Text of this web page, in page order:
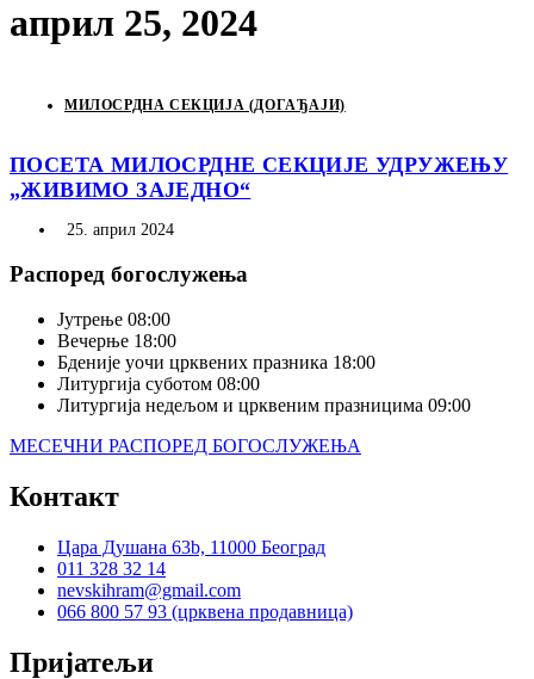
април 25, 2024
МИЛОСРДНА СЕКЦИЈА (ДОГАЂАЈИ)
ПОСЕТА МИЛОСРДНЕ СЕКЦИЈЕ УДРУЖЕЊУ
„ЖИВИМО ЗАЈЕДНО“
25. април 2024
Распоред богослужења
Јутрење 08:00
Вечерње 18:00
Бденије уочи црквених празника 18:00
Литургија суботом 08:00
Литургија недељом и црквеним празницима 09:00
МЕСЕЧНИ РАСПОРЕД БОГОСЛУЖЕЊА
Контакт
Цара Душана 63b, 11000 Београд
011 328 32 14
nevskihram@gmail.com
066 800 57 93 (црквена продавница)
Пријатељи